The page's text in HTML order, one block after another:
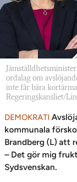
ordalag om
inte får bära
Regeringskansliet/
DEMOKRATI
kommunala
Brandberg (L) att
– Det gör mig
Sydsvenskan.